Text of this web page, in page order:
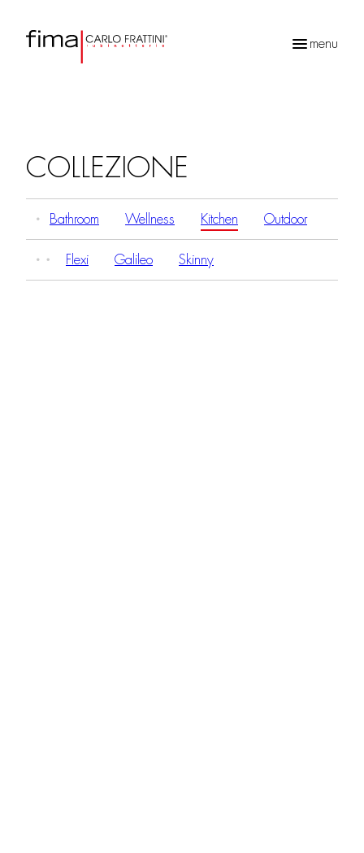
menu
COLLEZIONE
Bathroom Wellness Kitchen Outdoor
Flexi Galileo Skinny